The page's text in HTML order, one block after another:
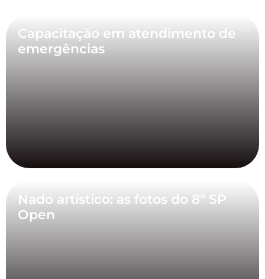
Capacitação em atendimento de
emergências
Nado artístico: as fotos do 8º SP
Open